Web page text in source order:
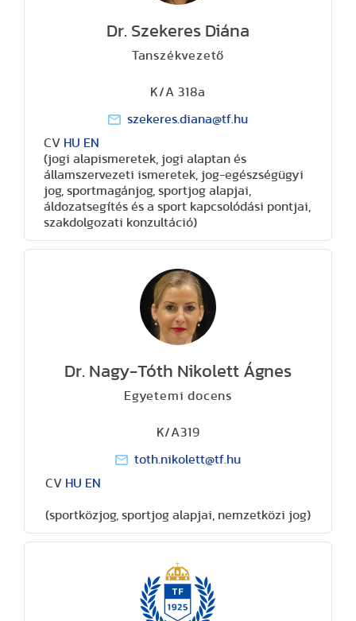
Dr. Szekeres Diána
Tanszékvezető
K/A 318a
szekeres.diana@tf.hu
CV HU EN
(jogi alapismeretek, jogi alaptan és
államszervezeti ismeretek, jog-egészségügyi
jog, sportmagánjog, sportjog alapjai,
áldozatsegítés és a sport kapcsolódási pontjai,
szakdolgozati konzultáció)
Dr. Nagy-Tóth Nikolett Ágnes
Egyetemi docens
K/A319
toth.nikolett@tf.hu
CV HU EN
(sportközjog, sportjog alapjai, nemzetközi jog)